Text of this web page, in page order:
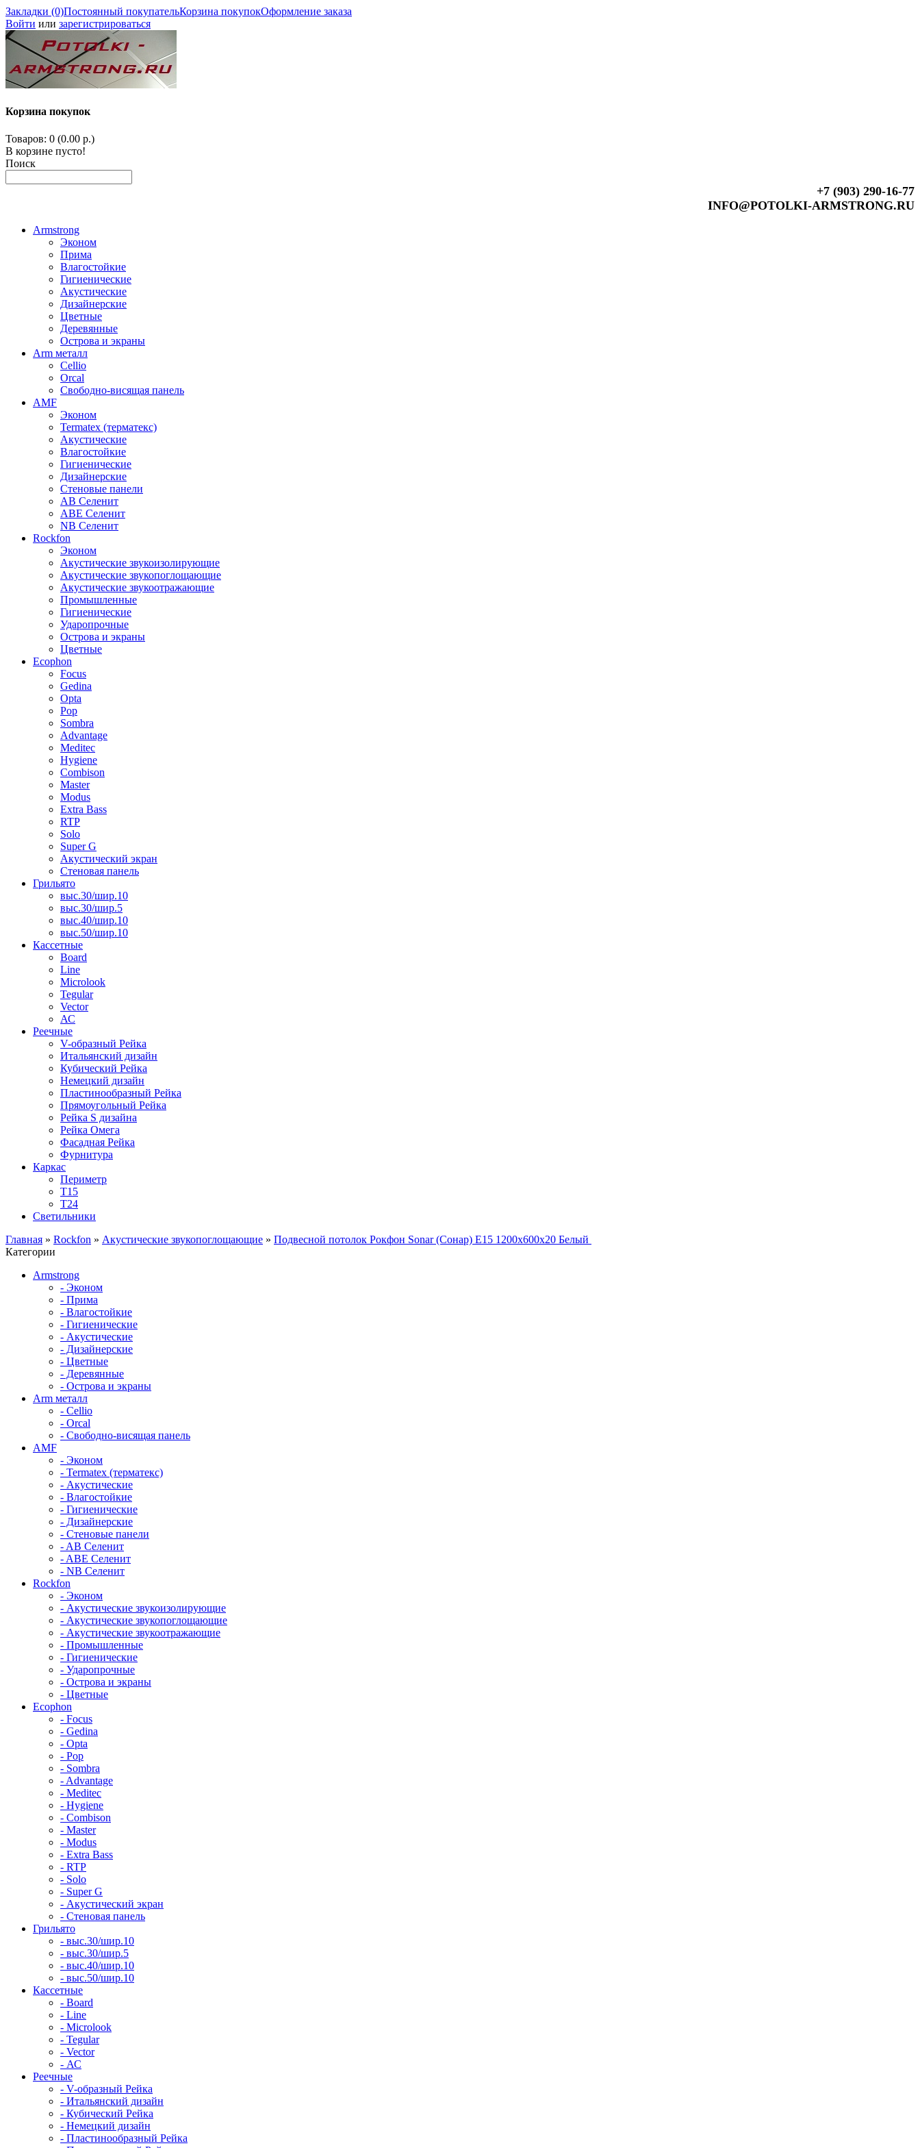
Закладки (0)Постоянный покупательКорзина покупокОформление заказа
Войти или зарегистрироваться
Корзина покупок
Товаров: 0 (0.00 р.)
В корзине пусто!
Поиск
+7 (903) 290-16-77
INFO@POTOLKI-ARMSTRONG.RU
Armstrong
Эконом
Прима
Влагостойкие
Гигиенические
Акустические
Дизайнерские
Цветные
Деревянные
Острова и экраны
Arm металл
Cellio
Orcal
Свободно-висящая панель
AMF
Эконом
Termatex (терматекс)
Акустические
Влагостойкие
Гигиенические
Дизайнерские
Стеновые панели
AB Селенит
ABE Селенит
NB Селенит
Rockfon
Эконом
Акустические звукоизолирующие
Акустические звукопоглощающие
Акустические звукоотражающие
Промышленные
Гигиенические
Ударопрочные
Острова и экраны
Цветные
Ecophon
Focus
Gedina
Opta
Pop
Sombra
Advantage
Meditec
Hygiene
Combison
Master
Modus
Extra Bass
RTP
Solo
Super G
Акустический экран
Стеновая панель
Грильято
выс.30/шир.10
выс.30/шир.5
выс.40/шир.10
выс.50/шир.10
Кассетные
Board
Line
Microlook
Tegular
Vector
АС
Реечные
V-образный Рейка
Итальянский дизайн
Кубический Рейка
Немецкий дизайн
Пластинообразный Рейка
Прямоугольный Рейка
Рейка S дизайна
Рейка Омега
Фасадная Рейка
Фурнитура
Каркас
Периметр
Т15
Т24
Светильники
Главная » Rockfon » Акустические звукопоглощающие » Подвесной потолок Рокфон Sonar (Сонар) E15 1200x600x20 Белый
Категории
Armstrong
- Эконом
- Прима
- Влагостойкие
- Гигиенические
- Акустические
- Дизайнерские
- Цветные
- Деревянные
- Острова и экраны
Arm металл
- Cellio
- Orcal
- Свободно-висящая панель
AMF
- Эконом
- Termatex (терматекс)
- Акустические
- Влагостойкие
- Гигиенические
- Дизайнерские
- Стеновые панели
- AB Селенит
- ABE Селенит
- NB Селенит
Rockfon
- Эконом
- Акустические звукоизолирующие
- Акустические звукопоглощающие
- Акустические звукоотражающие
- Промышленные
- Гигиенические
- Ударопрочные
- Острова и экраны
- Цветные
Ecophon
- Focus
- Gedina
- Opta
- Pop
- Sombra
- Advantage
- Meditec
- Hygiene
- Combison
- Master
- Modus
- Extra Bass
- RTP
- Solo
- Super G
- Акустический экран
- Стеновая панель
Грильято
- выс.30/шир.10
- выс.30/шир.5
- выс.40/шир.10
- выс.50/шир.10
Кассетные
- Board
- Line
- Microlook
- Tegular
- Vector
- АС
Реечные
- V-образный Рейка
- Итальянский дизайн
- Кубический Рейка
- Немецкий дизайн
- Пластинообразный Рейка